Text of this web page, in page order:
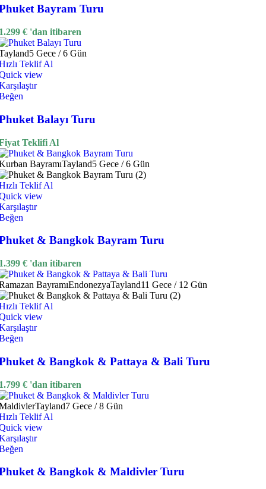
Bayram Turu
€ 'dan itibaren
5 Gece / 6 Gün
Teklif Al
view
Balayı Turu
Teklifi Al
BayramıTayland5 Gece / 6 Gün
Teklif Al
view
& Bangkok Bayram Turu
€ 'dan itibaren
BayramıEndonezyaTayland11 Gece / 12 Gün
Teklif Al
view
& Bangkok & Pattaya & Bali Turu
€ 'dan itibaren
Tayland7 Gece / 8 Gün
Teklif Al
view
& Bangkok & Maldivler Turu